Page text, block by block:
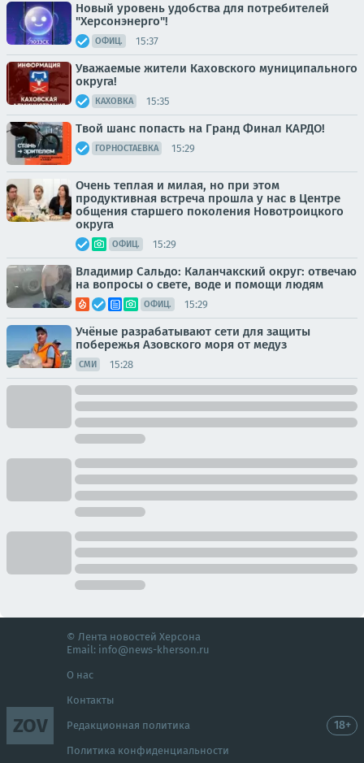
Новый уровень удобства для потребителей
"Херсонэнерго"!
ОФИЦ. 15:37
Уважаемые жители Каховского муниципального
округа!
КАХОВКА 15:35
Твой шанс попасть на Гранд Финал КАРДО!
ГОРНОСТАЕВКА 15:29
Очень теплая и милая, но при этом
продуктивная встреча прошла у нас в Центре
общения старшего поколения Новотроицкого
округа
ОФИЦ. 15:29
Владимир Сальдо: Каланчакский округ: отвечаю
на вопросы о свете, воде и помощи людям
ОФИЦ. 15:29
Учёные разрабатывают сети для защиты
побережья Азовского моря от медуз
СМИ 15:28
ZOV
© Лента новостей Херсона
Email: info@news-kherson.ru
О нас
Контакты
Редакционная политика
Политика конфиденциальности
18+